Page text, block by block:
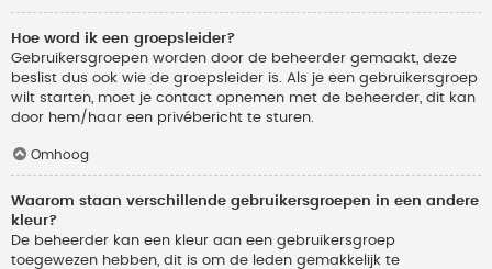
Hoe word ik een groepsleider?
Gebruikersgroepen worden door de beheerder gemaakt, deze
beslist dus ook wie de groepsleider is. Als je een gebruikersgroep
wilt starten, moet je contact opnemen met de beheerder, dit kan
door hem/haar een privébericht te sturen.
Omhoog
Waarom staan verschillende gebruikersgroepen in een andere
kleur?
De beheerder kan een kleur aan een gebruikersgroep
toegewezen hebben, dit is om de leden gemakkelijk te